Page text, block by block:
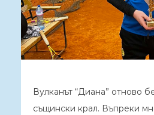
Вулканът “Диана” отново
същински крал. Въпреки